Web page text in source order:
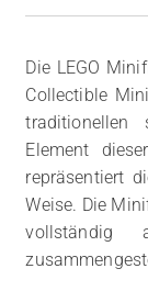
Die LEGO
Collectible
traditionellen
Element
repräsentiert
Weise. Die
vollständig